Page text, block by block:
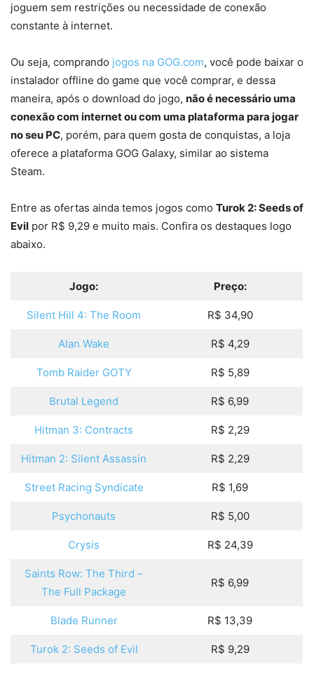
joguem sem restrições ou necessidade de conexão
constante à internet.
Ou seja, comprando jogos na GOG.com, você pode baixar o
instalador offline do game que você comprar, e dessa
maneira, após o download do jogo, não é necessário uma
conexão com internet ou com uma plataforma para jogar
no seu PC, porém, para quem gosta de conquistas, a loja
oferece a plataforma GOG Galaxy, similar ao sistema
Steam.
Entre as ofertas ainda temos jogos como Turok 2: Seeds of
Evil por R$ 9,29 e muito mais. Confira os destaques logo
abaixo.
Jogo: Preço:
Silent Hill 4: The Room R$ 34,90
Alan Wake R$ 4,29
Tomb Raider GOTY R$ 5,89
Brutal Legend R$ 6,99
Hitman 3: Contracts R$ 2,29
Hitman 2: Silent Assassin R$ 2,29
Street Racing Syndicate R$ 1,69
Psychonauts R$ 5,00
Crysis R$ 24,39
Saints Row: The Third –
The Full Package
R$ 6,99
Blade Runner R$ 13,39
Turok 2: Seeds of Evil R$ 9,29